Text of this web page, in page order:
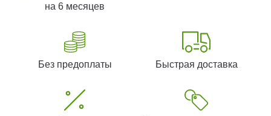
на 6 месяцев
Без предоплаты Быстрая доставка